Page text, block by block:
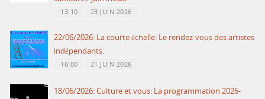
13:10 23 JUIN 2026
22/06/2026: La courte échelle: Le rendez-vous des artistes
indépendants.
16:00 21 JUIN 2026
18/06/2026: Culture et vous: La programmation 2026-